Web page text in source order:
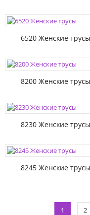
6520 Женские трусы
8200 Женские трусы
8230 Женские трусы
8245 Женские трусы
1 2